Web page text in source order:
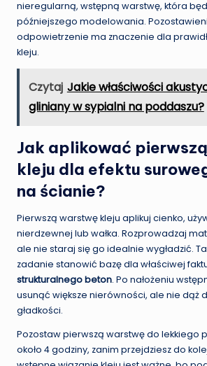
nieregularną, wstępną warstwę, która
późniejszego modelowania.
odpowietrzenie ma znaczenie dla
kleju.
Czytaj Jakie właściwości
gliniany w sypialni na poddaszu?
Jak aplikować
kleju dla efektu
na ścianie?
Pierwszą warstwę kleju aplikuj cienko,
nierdzewnej lub wałka. Rozprowadzaj
ale nie staraj się go idealnie wygładzić.
zadanie stanowić bazę dla właściwej
strukturalnego beton. Po nałożeniu
usunąć większe nierówności, ale nie dąż
gładkości.
Pozostaw pierwszą warstwę do lekkiego
około 4 godziny, zanim przejdziesz do